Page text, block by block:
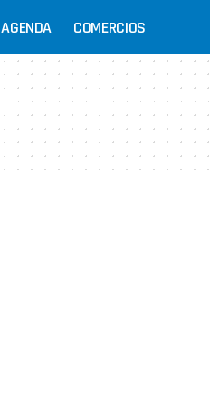
AGENDA COMERCIOS